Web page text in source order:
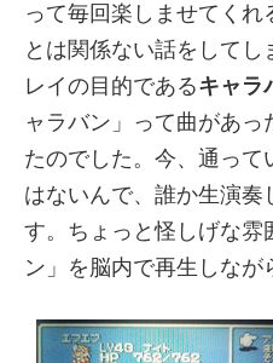
って毎回楽しませてくれ
とは関係ない話をして
レイの目的であるキャラ
ャラバン」って曲があっ
たのでした。今、通って
はないんで、誰か生演奏
す。ちょっと怪しげな雰
ン」を脳内で再生しなが